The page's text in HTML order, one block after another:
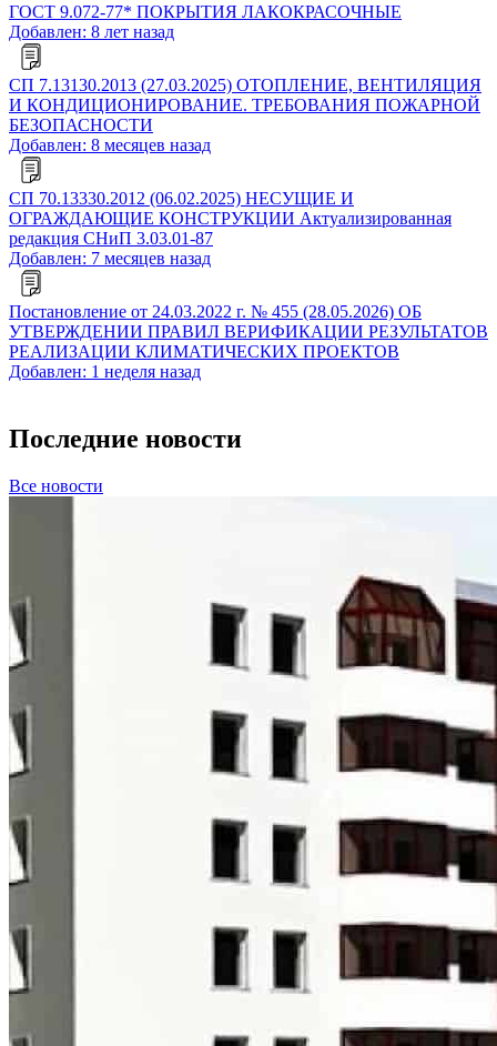
ГОСТ 9.072-77* ПОКРЫТИЯ ЛАКОКРАСОЧНЫЕ
Добавлен: 8 лет назад
СП 7.13130.2013 (27.03.2025) ОТОПЛЕНИЕ, ВЕНТИЛЯЦИЯ
И КОНДИЦИОНИРОВАНИЕ. ТРЕБОВАНИЯ ПОЖАРНОЙ
БЕЗОПАСНОСТИ
Добавлен: 8 месяцев назад
СП 70.13330.2012 (06.02.2025) НЕСУЩИЕ И
ОГРАЖДАЮЩИЕ КОНСТРУКЦИИ Актуализированная
редакция СНиП 3.03.01-87
Добавлен: 7 месяцев назад
Постановление от 24.03.2022 г. № 455 (28.05.2026) ОБ
УТВЕРЖДЕНИИ ПРАВИЛ ВЕРИФИКАЦИИ РЕЗУЛЬТАТОВ
РЕАЛИЗАЦИИ КЛИМАТИЧЕСКИХ ПРОЕКТОВ
Добавлен: 1 неделя назад
Последние новости
Все новости